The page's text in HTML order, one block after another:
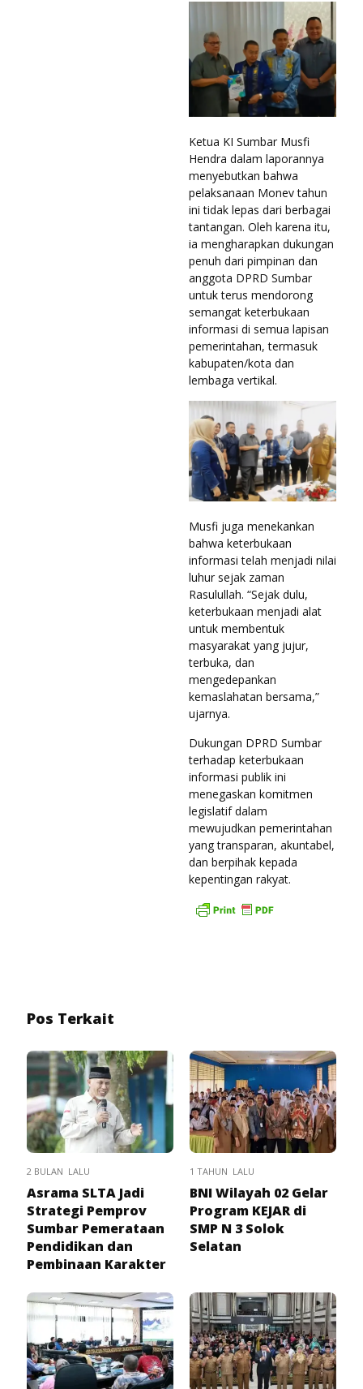
Ketua KI Sumbar Musfi
Hendra dalam laporannya
menyebutkan bahwa
pelaksanaan Monev tahun
ini tidak lepas dari berbagai
tantangan. Oleh karena itu,
ia mengharapkan dukungan
penuh dari pimpinan dan
anggota DPRD Sumbar
untuk terus mendorong
semangat keterbukaan
informasi di semua lapisan
pemerintahan, termasuk
kabupaten/kota dan
lembaga vertikal.
Musfi juga menekankan
bahwa keterbukaan
informasi telah menjadi nilai
luhur sejak zaman
Rasulullah. “Sejak dulu,
keterbukaan menjadi alat
untuk membentuk
masyarakat yang jujur,
terbuka, dan
mengedepankan
kemaslahatan bersama,”
ujarnya.
Dukungan DPRD Sumbar
terhadap keterbukaan
informasi publik ini
menegaskan komitmen
legislatif dalam
mewujudkan pemerintahan
yang transparan, akuntabel,
dan berpihak kepada
kepentingan rakyat.
Pos Terkait
2 BULAN LALU
Asrama SLTA Jadi
Strategi Pemprov
Sumbar Pemerataan
Pendidikan dan
Pembinaan Karakter
1 TAHUN LALU
BNI Wilayah 02 Gelar
Program KEJAR di
SMP N 3 Solok
Selatan